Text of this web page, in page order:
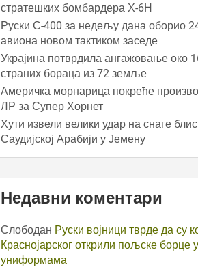
стратешких бомбардера Х-6Н
Руски С-400 за недељу дана оборио
авиона новом тактиком заседе
Украјина потврдила ангажовање око
страних бораца из 72 земље
Америчка морнарица покреће
ЛР за Супер Хорнет
Хути извели велики удар на снаге
Саудијској Арабији у Јемену
Недавни коментари
Слободан Руски војници тврде да су
Краснојарског открили пољске борце
униформама